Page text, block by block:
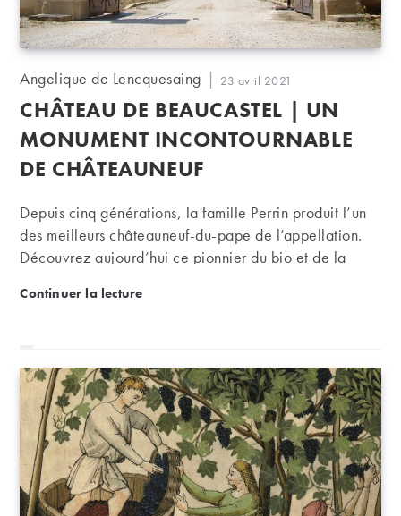
Auteur/autrice
la
publication :
Angelique de Lencquesaing
Publication
23 avril 2021
CHÂTEAU DE BEAUCASTEL | UN
MONUMENT INCONTOURNABLE
DE CHÂTEAUNEUF
Depuis cinq générations, la famille Perrin produit l’un
des meilleurs châteauneuf-du-pape de l’appellation.
Découvrez aujourd’hui ce pionnier du bio et de la
Continuer la lectureChâteau de Beaucastel | Un monument